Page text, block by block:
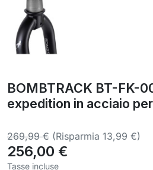
BOMBTRACK BT-FK-
expedition in acciaio
269,99 € (Risparmia 13,99 €)
256,00 €
Tasse incluse